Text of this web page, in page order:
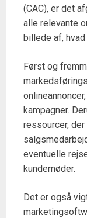
(CAC), er det
alle relevante
billede af,
Først og
kampagner.
ressourcer,
eventuelle
kundemøder.
Det er også